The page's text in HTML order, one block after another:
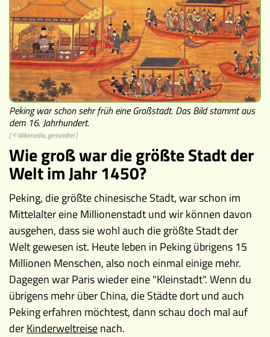
Peking war schon sehr früh eine Großstadt. Das Bild stammt aus
dem 16. Jahrhundert.
[ © Wikimedia, gemeinfrei ]
Wie groß war die größte Stadt der
Welt im Jahr 1450?
Peking, die größte chinesische Stadt, war schon im
Mittelalter eine Millionenstadt und wir können davon
ausgehen, dass sie wohl auch die größte Stadt der
Welt gewesen ist. Heute leben in Peking übrigens 15
Millionen Menschen, also noch einmal einige mehr.
Dagegen war Paris wieder eine "Kleinstadt". Wenn du
übrigens mehr über China, die Städte dort und auch
Peking erfahren möchtest, dann schau doch mal auf
derKinderweltreisenach.